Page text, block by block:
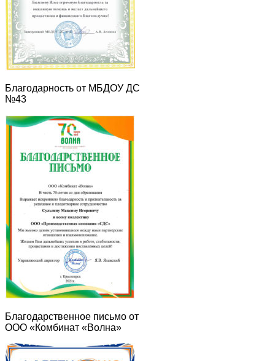
Благодарность от МБДОУ ДС
№43
Благодарственное письмо от
ООО «Комбинат «Волна»